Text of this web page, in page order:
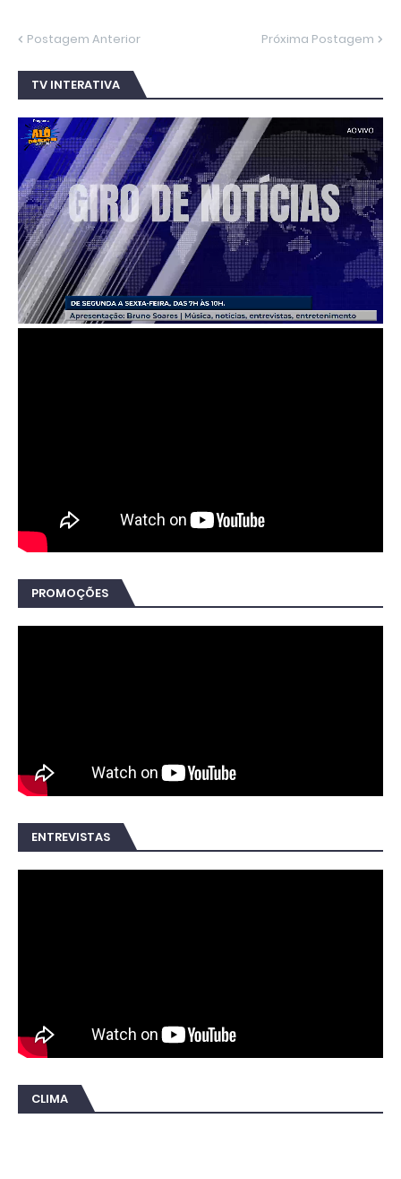
Postagem Anterior Próxima Postagem
TV INTERATIVA
PROMOÇÕES
ENTREVISTAS
CLIMA